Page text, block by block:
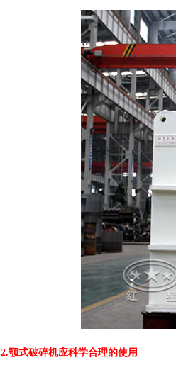
2.颚式破碎机应科学合理的使用